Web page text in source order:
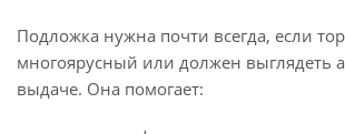
Подложка нужна почти всегда, если
многоярусный или должен выглядеть
выдаче. Она помогает: